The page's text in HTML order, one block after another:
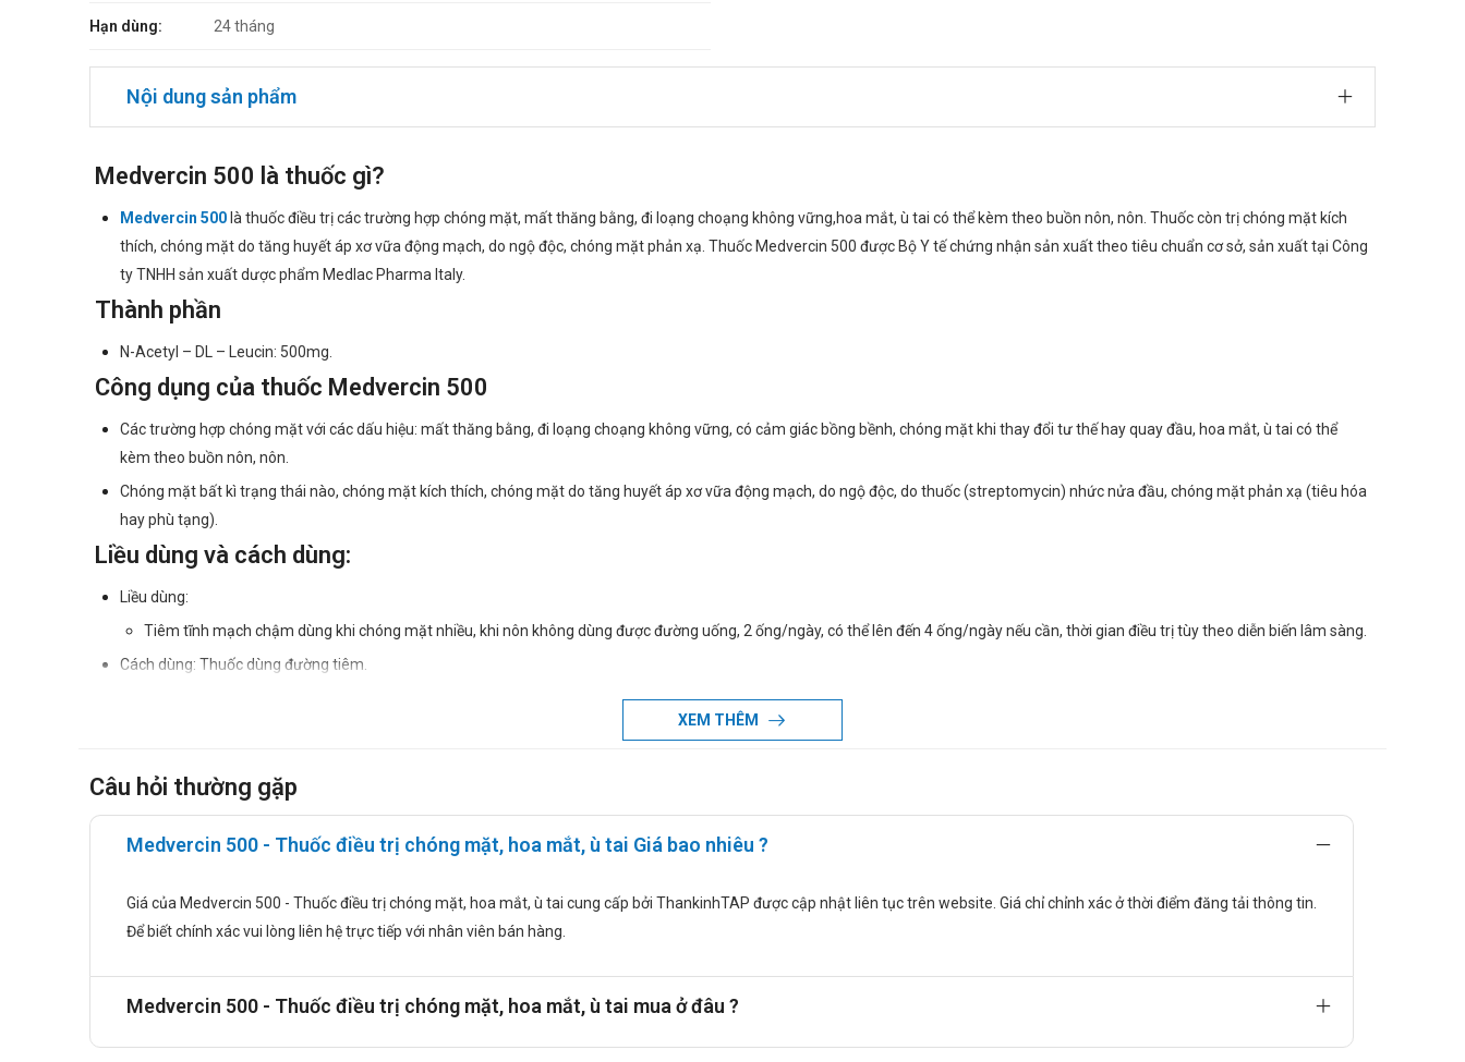
Hạn dùng: 24 tháng
Nội dung sản phẩm
Medvercin 500 là thuốc gì?
Medvercin 500là thuốc điều trị các trường hợp chóng mặt, mất thăng bằng, đi loạng choạng không vững,hoa mắt, ù tai có thể kèm theo buồn nôn, nôn. Thuốc còn trị chóng mặt kích
thích, chóng mặt do tăng huyết áp xơ vữa động mạch, do ngộ độc, chóng mặt phản xạ. Thuốc Medvercin 500 được Bộ Y tế chứng nhận sản xuất theo tiêu chuẩn cơ sở, sản xuất tại Công
ty TNHH sản xuất dược phẩm Medlac Pharma Italy.
Thành phần
N-Acetyl – DL – Leucin: 500mg.
Công dụng của thuốc Medvercin 500
Các trường hợp chóng mặt với các dấu hiệu: mất thăng bằng, đi loạng choạng không vững, có cảm giác bồng bềnh, chóng mặt khi thay đổi tư thế hay quay đầu, hoa mắt, ù tai có thể
kèm theo buồn nôn, nôn.
Chóng mặt bất kì trạng thái nào, chóng mặt kích thích, chóng mặt do tăng huyết áp xơ vữa động mạch, do ngộ độc, do thuốc (streptomycin) nhức nửa đầu, chóng mặt phản xạ (tiêu hóa
hay phù tạng).
Liều dùng và cách dùng:
Liều dùng:
Tiêm tĩnh mạch chậm dùng khi chóng mặt nhiều, khi nôn không dùng được đường uống, 2 ống/ngày, có thể lên đến 4 ống/ngày nếu cần, thời gian điều trị tùy theo diễn biến lâm sàng.
Cách dùng: Thuốc dùng đường tiêm.
Bệnh nhân bị mẫn cảm với các thành phần thuốc.
Tác dụng phụ của thuốc Medvercin 500
Thuốc này có thể gây ra khó chịu ở một số người.
Nhà sản xuất
Xuất xứ: Việt Nam
XEM THÊM
Câu hỏi thường gặp
Medvercin 500 - Thuốc điều trị chóng mặt, hoa mắt, ù tai Giá bao nhiêu ?
Giá của Medvercin 500 - Thuốc điều trị chóng mặt, hoa mắt, ù tai cung cấp bởi ThankinhTAP được cập nhật liên tục trên website. Giá chỉ chỉnh xác ở thời điểm đăng tải thông tin.
Để biết chính xác vui lòng liên hệ trực tiếp với nhân viên bán hàng.
Medvercin 500 - Thuốc điều trị chóng mặt, hoa mắt, ù tai mua ở đâu ?